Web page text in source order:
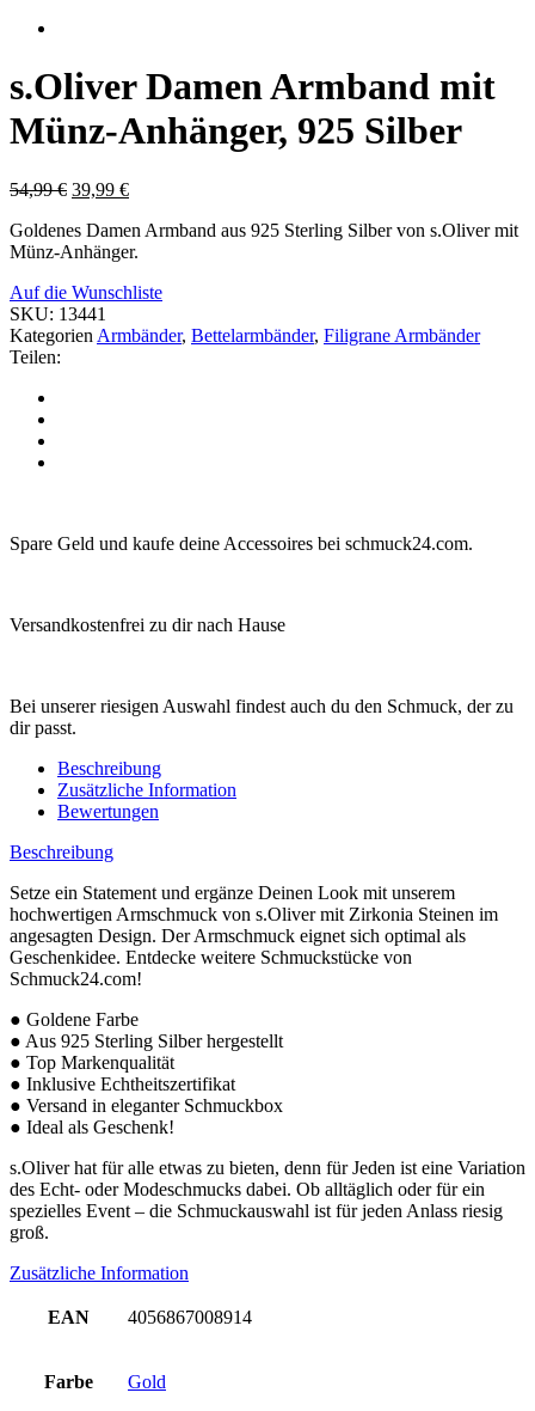
s.Oliver Damen Armband mit
Münz-Anhänger, 925 Silber
54,99€ 39,99 €
Goldenes Damen Armband aus 925 Sterling Silber von s.Oliver mit
Münz-Anhänger.
Auf die Wunschliste
SKU: 13441
Kategorien Armbänder, Bettelarmbänder, Filigrane Armbänder
Teilen:
Spare Geld und kaufe deine Accessoires bei schmuck24.com.
Versandkostenfrei zu dir nach Hause
Bei unserer riesigen Auswahl findest auch du den Schmuck, der zu
dir passt.
Beschreibung
Zusätzliche Information
Bewertungen
Beschreibung
Setze ein Statement und ergänze Deinen Look mit unserem
hochwertigen Armschmuck von s.Oliver mit Zirkonia Steinen im
angesagten Design. Der Armschmuck eignet sich optimal als
Geschenkidee. Entdecke weitere Schmuckstücke von
Schmuck24.com!
● Goldene Farbe
● Aus 925 Sterling Silber hergestellt
● Top Markenqualität
● Inklusive Echtheitszertifikat
● Versand in eleganter Schmuckbox
● Ideal als Geschenk!
s.Oliver hat für alle etwas zu bieten, denn für Jeden ist eine Variation
des Echt- oder Modeschmucks dabei. Ob alltäglich oder für ein
spezielles Event – die Schmuckauswahl ist für jeden Anlass riesig
groß.
Zusätzliche Information
EAN 4056867008914
Farbe Gold